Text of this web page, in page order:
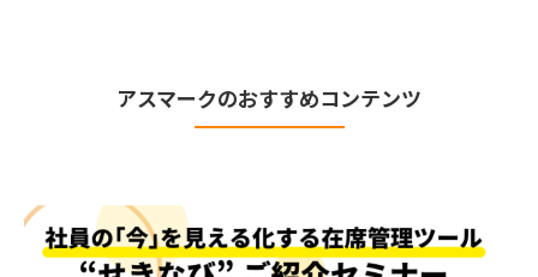
アスマークのおすすめコンテンツ